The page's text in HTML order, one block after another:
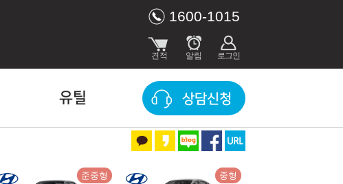
1600-1015
유틸 상담신청
준중형 중형